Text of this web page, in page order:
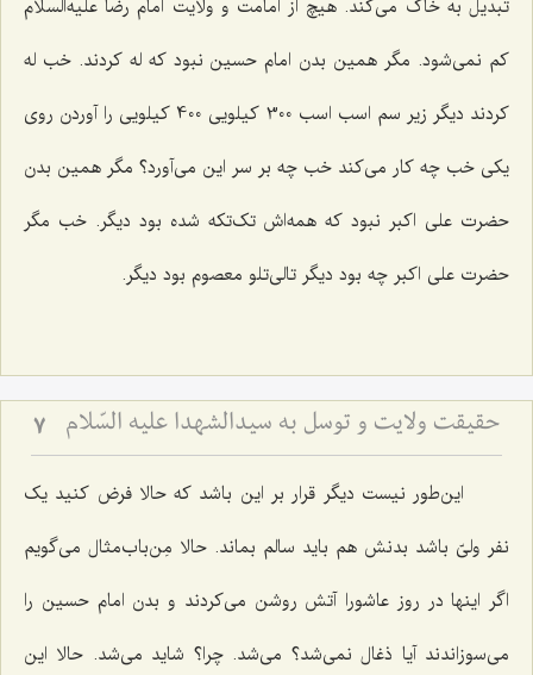
تبدیل به خاک می‌کند. هیچ از امامت و ولایت امام رضا علیه‌السلام
کم نمی‌شود. مگر همین بدن امام حسین نبود که له کردند. خب له
کردند دیگر زیر سم اسب اسب 300 کیلویی 400 کیلویی را آوردن روی
یکی خب چه کار می‌کند خب چه بر سر این می‌آورد؟ مگر همین بدن
حضرت علی اکبر نبود که همه‌اش تک‌تکه شده بود دیگر. خب مگر
حضرت علی اکبر چه بود دیگر تالی‌تلو معصوم بود دیگر.
حقیقت ولایت و توسل به سیدالشهدا علیه السّلام 7
این‌طور نیست دیگر قرار بر این باشد که حالا فرض کنید یک
نفر ولیّ باشد بدنش هم باید سالم بماند. حالا مِن‌باب‌مثال می‌گویم
اگر اینها در روز عاشورا آتش روشن می‌کردند و بدن امام حسین را
می‌سوزاندند آیا ذغال نمی‌شد؟ می‌شد. چرا؟ شاید می‌شد. حالا این